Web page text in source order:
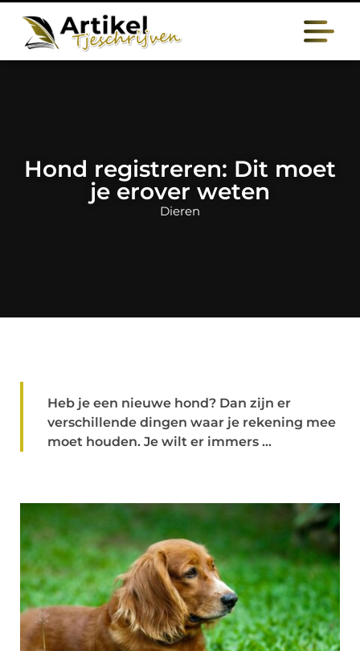
Hond registreren: Dit moet
je erover weten
Dieren
Heb je een nieuwe hond? Dan zijn er
verschillende dingen waar je rekening mee
moet houden. Je wilt er immers ...